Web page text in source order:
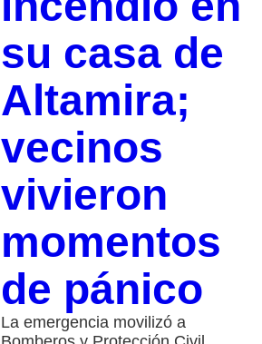
su casa de
Altamira;
vecinos
vivieron
momentos
de pánico
La emergencia movilizó a